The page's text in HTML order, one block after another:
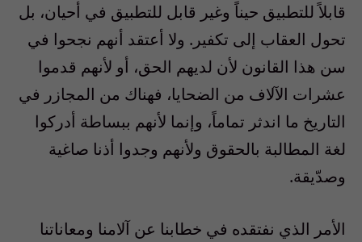
قابلاً للتطبيق حيناً وغير قابل للتطبيق في أحيان، بل
تحول العقاب إلى تكفير. ولا أعتقد أنهم نجحوا في
سن هذا القانون لأن لديهم الحق، أو لأنهم قدموا
عشرات الآلاف من الضحايا، فهناك من المجازر في
التاريخ ما اندثر تماماً، وإنما لأنهم ببساطة أدركوا
لغة المطالبة بالحقوق ولأنهم وجدوا أذنا صاغية
وصدّيقة.
الأمر الذي نفتقده في خطابنا عن آلامنا ومعاناتنا